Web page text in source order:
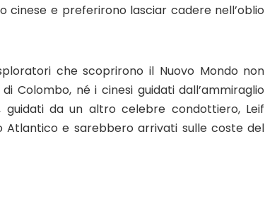
cinese e preferirono lasciar cadere nell’oblio
che scoprirono il Nuovo Mondo non
Colombo, né i cinesi guidati dall’ammiraglio
guidati da un altro celebre condottiero, Leif
Atlantico e sarebbero arrivati sulle coste del